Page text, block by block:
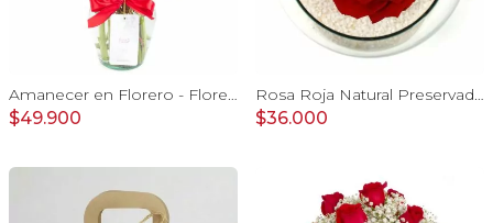
Amanecer en Florero - Florero con girasoles, rosas rojo e hypericum
$49.900
Rosa Roja Natural Preservada - rosa preservada en pecera vidrio con piedrecitas
$36.000